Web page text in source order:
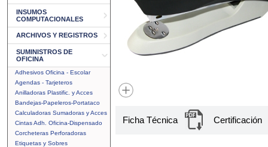
INSUMOS
COMPUTACIONALES
ARCHIVOS Y REGISTROS
SUMINISTROS DE
OFICINA
Adhesivos Oficina - Escolar
Agendas - Tarjeteros
Anilladoras Plastific. y Acces
Bandejas-Papeleros-Portataco
Calculadoras Sumadoras y Acces
Cintas Adh. Oficina-Dispensado
Corcheteras Perforadoras
Etiquetas y Sobres
Ficha Técnica Certificación